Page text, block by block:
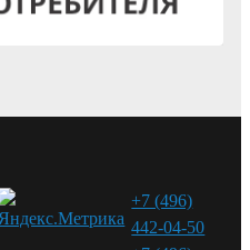
+7 (496)
442-04-50